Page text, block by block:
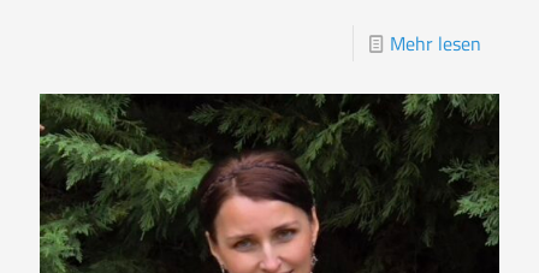
Mehr lesen